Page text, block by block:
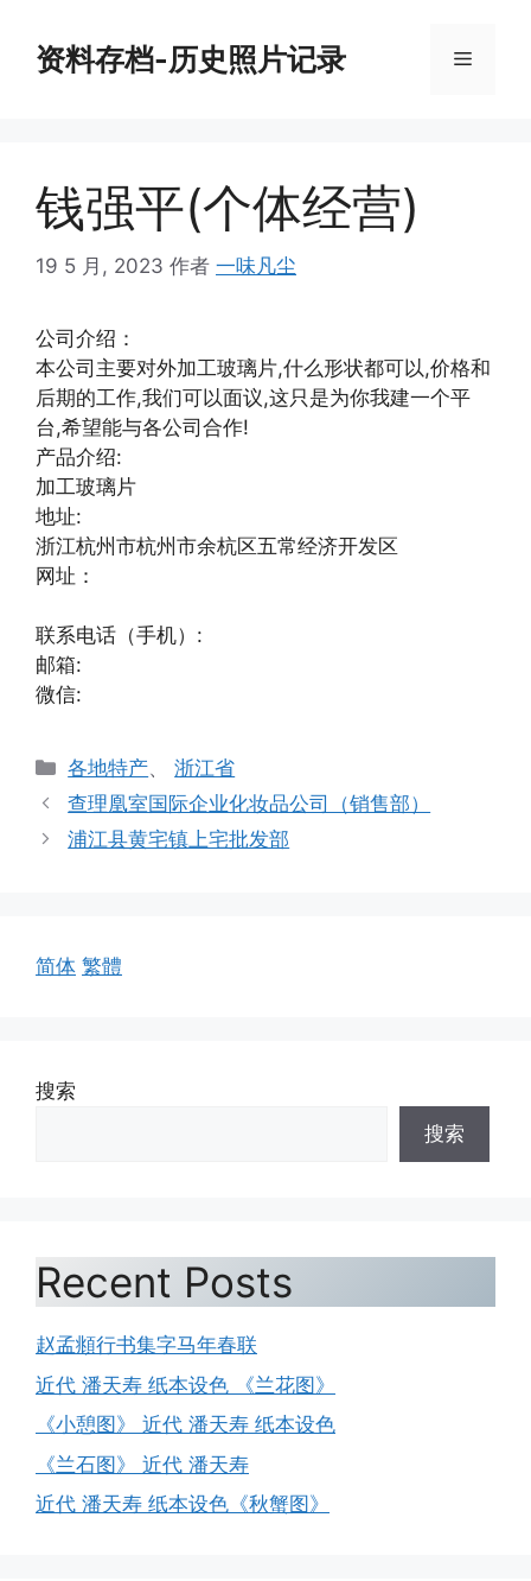
资料存档-历史照片记录 菜
钱强平(个体经营)
19 5 月, 2023 作者 一味凡尘
公司介绍：
本公司主要对外加工玻璃片,什么形状都可以,价格和
后期的工作,我们可以面议,这只是为你我建一个平
台,希望能与各公司合作!
产品介绍:
加工玻璃片
地址:
浙江杭州市杭州市余杭区五常经济开发区
网址：
联系电话（手机）:
邮箱:
微信:
分
类
各地特产、浙江省
查理凰室国际企业化妆品公司（销售部）
浦江县黄宅镇上宅批发部
简体 繁體
搜索
搜索
Recent Posts
赵孟頫行书集字马年春联
近代 潘天寿 纸本设色 《兰花图》
《小憩图》 近代 潘天寿 纸本设色
《兰石图》 近代 潘天寿
近代 潘天寿 纸本设色《秋蟹图》